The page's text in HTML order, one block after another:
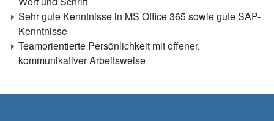
Sehr gute Kenntnisse in MS Office 365 sowie gute SAP-
Kenntnisse
Teamorientierte Persönlichkeit mit offener,
kommunikativer Arbeitsweise